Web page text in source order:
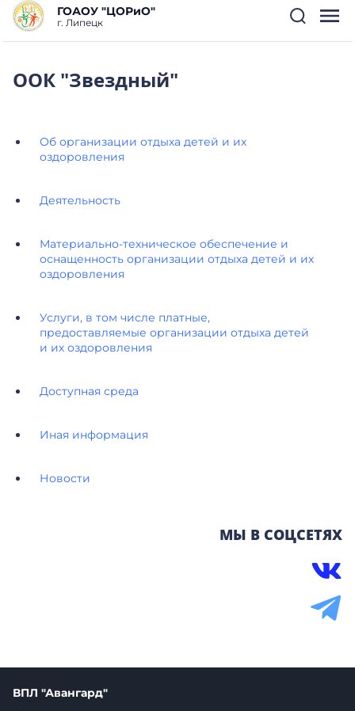
ГОАОУ "ЦОРиО"
г. Липецк
ООК "Звездный"
Об организации отдыха детей и их
оздоровления
Деятельность
Материально-техническое обеспечение и
оснащенность организации отдыха детей и их
оздоровления
Услуги, в том числе платные,
предоставляемые организации отдыха детей
и их оздоровления
Доступная среда
Иная информация
Новости
МЫ В СОЦСЕТЯХ
ВПЛ "Авангард"